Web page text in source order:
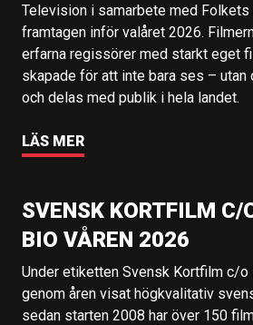
Television i samarbete med
framtagen inför valåret 2026.
erfarna regissörer med starkt eget
skapade för att inte bara ses – utan
och delas med publik i hela landet.
LÄS MER
SVENSK KORTFILM C/
BIO VÅREN 2026
Under etiketten Svensk Kortfilm c/o
genom åren visat högkvalitativ
sedan starten 2008 har över 150